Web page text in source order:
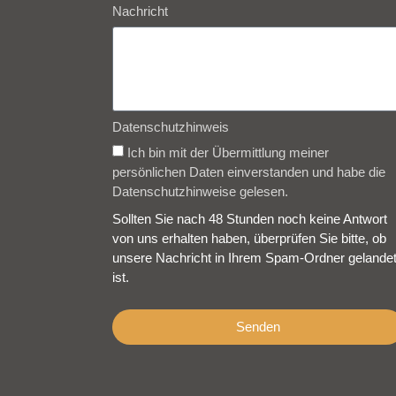
Nachricht
Datenschutzhinweis
Ich bin mit der Übermittlung meiner
persönlichen Daten einverstanden und habe die
Datenschutzhinweise gelesen.
Sollten Sie nach 48 Stunden noch keine Antwort
von uns erhalten haben, überprüfen Sie bitte, ob
unsere Nachricht in Ihrem Spam-Ordner gelandet
ist.
Senden